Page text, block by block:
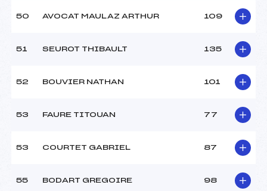
50 AVOCAT MAULAZ ARTHUR 109
51 SEUROT THIBAULT 135
52 BOUVIER NATHAN 101
53 FAURE TITOUAN 77
53 COURTET GABRIEL 87
55 BODART GREGOIRE 98